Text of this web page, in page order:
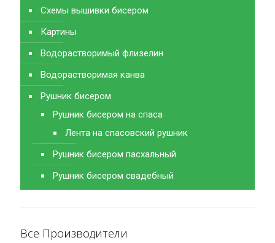
Схемы вышивки бисером
Картины
Водорастворимый флизелин
Водорастворимая канва
Рушник бисером
Рушник бисером на спаса
Лента на спасовский рушник
Рушник бисером пасхальный
Рушник бисером свадебный
Все Производители